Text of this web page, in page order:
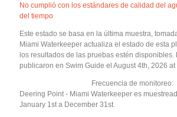
No cumplió con los estándares de calidad del
del tiempo
Este estado se basa en la última muestra,
Miami Waterkeeper actualiza el estado de esta
los resultados de las pruebas estén disponibles.
publicaron en Swim Guide el August 4th, 2026 at
Frecuencia de monitoreo:
Deering Point - Miami Waterkeeper es
January 1st a December 31st.